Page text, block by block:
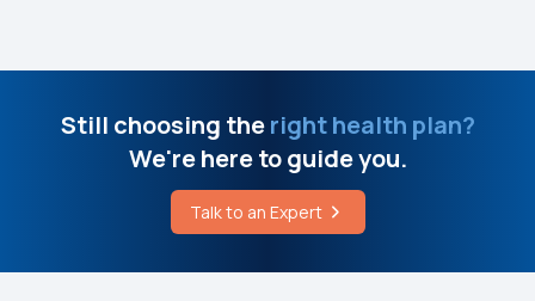
Still choosing theright health plan?
We're here to guide you.
Talk to an Expert